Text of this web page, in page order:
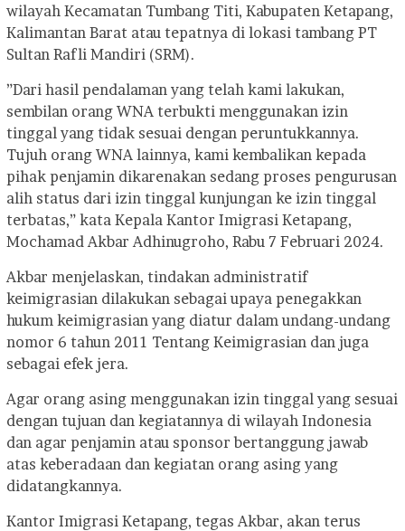
wilayah Kecamatan Tumbang Titi, Kabupaten Ketapang,
Kalimantan Barat atau tepatnya di lokasi tambang PT
Sultan Rafli Mandiri (SRM).
”Dari hasil pendalaman yang telah kami lakukan,
sembilan orang WNA terbukti menggunakan izin
tinggal yang tidak sesuai dengan peruntukkannya.
Tujuh orang WNA lainnya, kami kembalikan kepada
pihak penjamin dikarenakan sedang proses pengurusan
alih status dari izin tinggal kunjungan ke izin tinggal
terbatas,” kata Kepala Kantor Imigrasi Ketapang,
Mochamad Akbar Adhinugroho, Rabu 7 Februari 2024.
Akbar menjelaskan, tindakan administratif
keimigrasian dilakukan sebagai upaya penegakkan
hukum keimigrasian yang diatur dalam undang-undang
nomor 6 tahun 2011 Tentang Keimigrasian dan juga
sebagai efek jera.
Agar orang asing menggunakan izin tinggal yang sesuai
dengan tujuan dan kegiatannya di wilayah Indonesia
dan agar penjamin atau sponsor bertanggung jawab
atas keberadaan dan kegiatan orang asing yang
didatangkannya.
Kantor Imigrasi Ketapang, tegas Akbar, akan terus